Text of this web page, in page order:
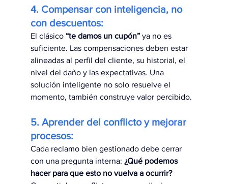
4. Compensar con inteligencia, no
con descuentos:
El clásico “te damos un cupón” ya no es
suficiente. Las compensaciones deben estar
alineadas al perfil del cliente, su historial, el
nivel del daño y las expectativas. Una
solución inteligente no solo resuelve el
momento, también construye valor percibido.
5. Aprender del conflicto y mejorar
procesos:
Cada reclamo bien gestionado debe cerrar
con una pregunta interna: ¿Qué podemos
hacer para que esto no vuelva a ocurrir?